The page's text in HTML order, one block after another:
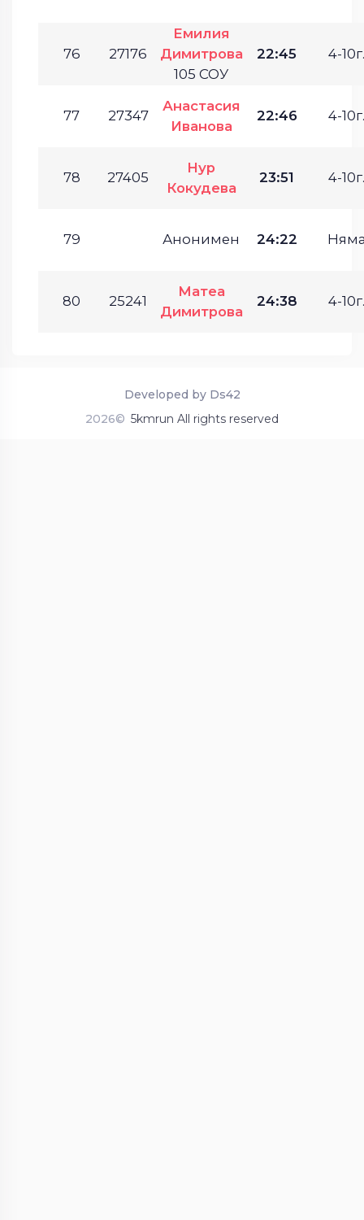
76 27176
Емилия
Димитрова
105 СОУ
22:45 4-10г.
77 27347
Анастасия
Иванова
22:46 4-10г.
78 27405
Нур
Кокудева
23:51 4-10г.
79 Анонимен 24:22
80 25241
Матеа
Димитрова
24:38 4-10г.
2026© 5kmrun All rights reserved
Developed by Ds42